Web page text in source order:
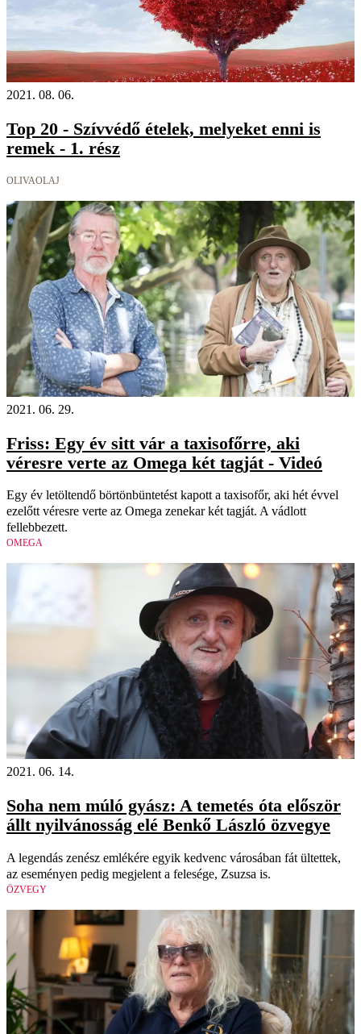
2021. 08. 06.
Top 20 - Szívvédő ételek, melyeket enni is
remek - 1. rész
OLIVAOLAJ
2021. 06. 29.
Friss: Egy év sitt vár a taxisofőrre, aki
véresre verte az Omega két tagját - Videó
Egy év letöltendő börtönbüntetést kapott a taxisofőr, aki hét évvel
ezelőtt véresre verte az Omega zenekar két tagját. A vádlott
fellebbezett.
OMEGA
2021. 06. 14.
Soha nem múló gyász: A temetés óta először
állt nyilvánosság elé Benkő László özvegye
A legendás zenész emlékére egyik kedvenc városában fát ültettek,
az eseményen pedig megjelent a felesége, Zsuzsa is.
ÖZVEGY